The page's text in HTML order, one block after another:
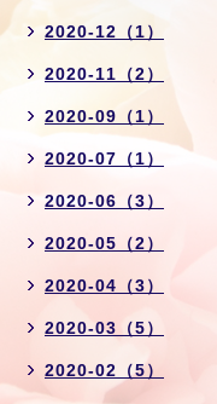
2020-12（1）
2020-11（2）
2020-09（1）
2020-07（1）
2020-06（3）
2020-05（2）
2020-04（3）
2020-03（5）
2020-02（5）